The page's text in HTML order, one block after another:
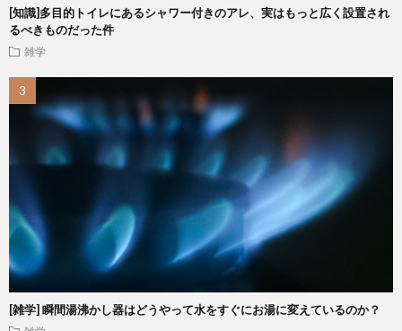
[知識]多目的トイレにあるシャワー付きのアレ、実はもっと広く設置され
るべきものだった件
雑学
[雑学] 瞬間湯沸かし器はどうやって水をすぐにお湯に変えているのか？